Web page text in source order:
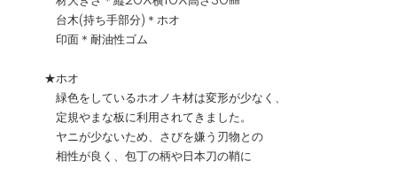
台木(持ち手部分)＊ホオ
印面＊耐油性ゴム
★ホオ
緑色をしているホオノキ材は変形が少なく、
定規やまな板に利用されてきました。
ヤニが少ないため、さびを嫌う刃物との
相性が良く、包丁の柄や日本刀の鞘に